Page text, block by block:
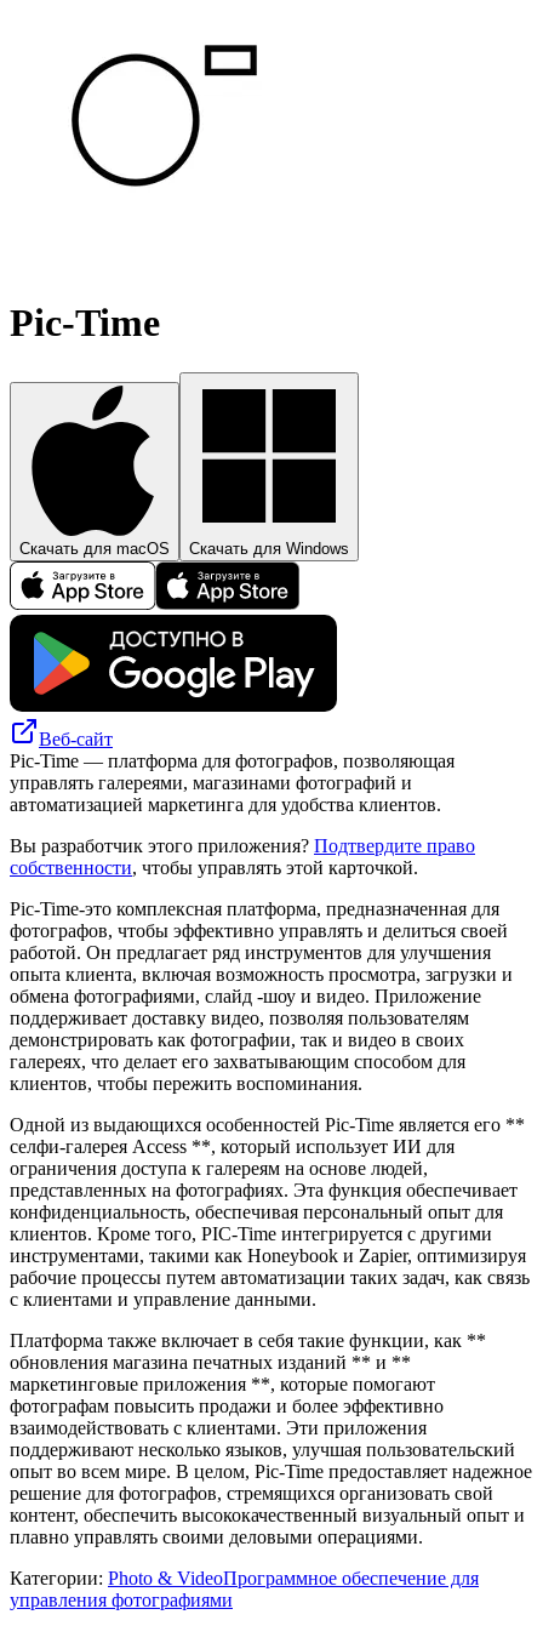
Pic-Time
Скачать для macOS Скачать для Windows
Веб-сайт
Pic-Time — платформа для фотографов, позволяющая
управлять галереями, магазинами фотографий и
автоматизацией маркетинга для удобства клиентов.
Вы разработчик этого приложения? Подтвердите право
собственности, чтобы управлять этой карточкой.
Pic-Time-это комплексная платформа, предназначенная для
фотографов, чтобы эффективно управлять и делиться своей
работой. Он предлагает ряд инструментов для улучшения
опыта клиента, включая возможность просмотра, загрузки и
обмена фотографиями, слайд -шоу и видео. Приложение
поддерживает доставку видео, позволяя пользователям
демонстрировать как фотографии, так и видео в своих
галереях, что делает его захватывающим способом для
клиентов, чтобы пережить воспоминания.
Одной из выдающихся особенностей Pic-Time является его **
селфи-галерея Access **, который использует ИИ для
ограничения доступа к галереям на основе людей,
представленных на фотографиях. Эта функция обеспечивает
конфиденциальность, обеспечивая персональный опыт для
клиентов. Кроме того, PIC-Time интегрируется с другими
инструментами, такими как Honeybook и Zapier, оптимизируя
рабочие процессы путем автоматизации таких задач, как связь
с клиентами и управление данными.
Платформа также включает в себя такие функции, как **
обновления магазина печатных изданий ** и **
маркетинговые приложения **, которые помогают
фотографам повысить продажи и более эффективно
взаимодействовать с клиентами. Эти приложения
поддерживают несколько языков, улучшая пользовательский
опыт во всем мире. В целом, Pic-Time предоставляет надежное
решение для фотографов, стремящихся организовать свой
контент, обеспечить высококачественный визуальный опыт и
плавно управлять своими деловыми операциями.
Категории: Photo & VideoПрограммное обеспечение для
управления фотографиями